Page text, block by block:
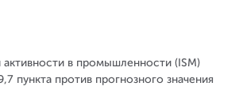
активности в промышленности (ISM)
пункта против прогнозного значения